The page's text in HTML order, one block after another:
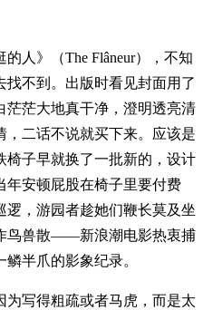
人》（The Flâneur），不知
不到。出版时看见封面用了
茫茫大地真干净，澄明透亮清
，二话不说就买下来。应该是
椅子早就换了一批新的，设计
年安顿屁股在椅子里要付费
逻，游园者趁她们鞭长莫及坐
鸟兽散——新浪潮电影热衷捕
半爪的影象纪录。
写得粗疏或者马虎，而是太